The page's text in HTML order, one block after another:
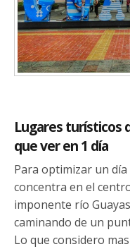
Lugares turísticos
que ver en 1 día
Para optimizar un
concentra en el
imponente río
caminando de un
Lo que considero